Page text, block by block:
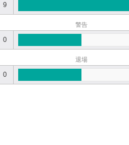
9
警告
0
退場
0